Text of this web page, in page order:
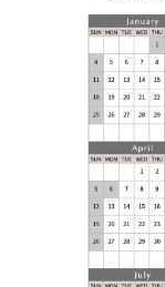
お得な情報
施設案内
レイクショ
周辺観光
サステナビ